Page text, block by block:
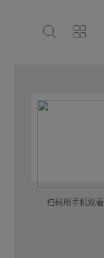
扫码用手机观看